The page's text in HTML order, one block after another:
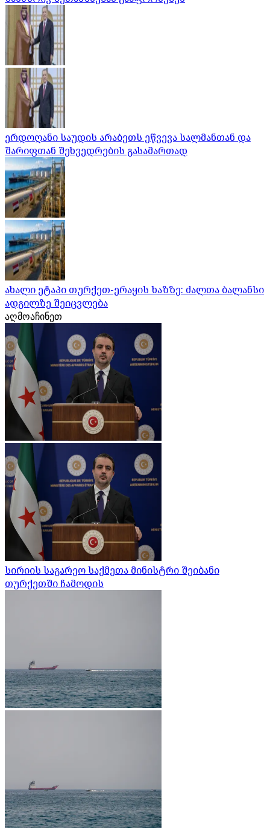
ერდოღანი საუდის არაბეთს ეწვევა სალმანთან და
შარიფთან შეხვედრების გასამართად
ახალი ეტაპი თურქეთ-ერაყის ხაზზე: ძალთა ბალანსი
ადგილზე შეიცვლება
აღმოაჩინეთ
სირიის საგარეო საქმეთა მინისტრი შეიბანი
თურქეთში ჩამოდის